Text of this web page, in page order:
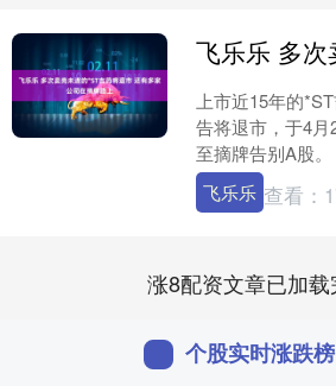
上市近15年的
告将退市，于4
至摘牌告别A股
药股价连续20个
飞乐乐 查看：
涨8配资文章已加
个股实时涨跌榜